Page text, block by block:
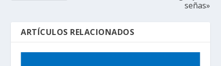
señas»
ARTÍCULOS RELACIONADOS